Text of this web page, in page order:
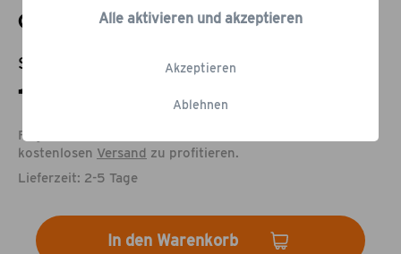
Gewürz- und Saucenhalter
Statt: -32,06%
16,95 €*
Füge noch Produkte im Wert von 79,00 € hinzu, um vom
kostenlosen Versand zu profitieren.
Lieferzeit: 2-5 Tage
In den Warenkorb
Ablehnen
Akzeptieren
Alle aktivieren und akzeptieren